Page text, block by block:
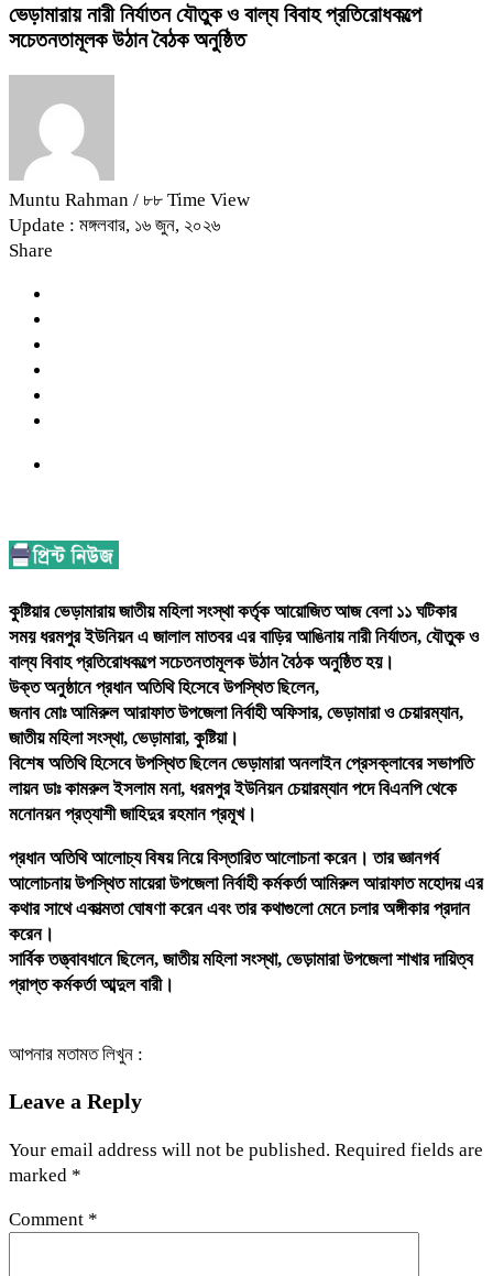
ভেড়ামারায় নারী নির্যাতন যৌতুক ও বাল্য বিবাহ প্রতিরোধকল্পে
সচেতনতামূলক উঠান বৈঠক অনুষ্ঠিত
Muntu Rahman / ৮৮ Time View
Update : মঙ্গলবার, ১৬ জুন, ২০২৬
Share
কুষ্টিয়ার ভেড়ামারায় জাতীয় মহিলা সংস্থা কর্তৃক আয়োজিত আজ বেলা ১১ ঘটিকার
সময় ধরমপুর ইউনিয়ন এ জালাল মাতবর এর বাড়ির আঙিনায় নারী নির্যাতন, যৌতুক ও
বাল্য বিবাহ প্রতিরোধকল্পে সচেতনতামূলক উঠান বৈঠক অনুষ্ঠিত হয়।
উক্ত অনুষ্ঠানে প্রধান অতিথি হিসেবে উপস্থিত ছিলেন,
জনাব মোঃ আমিরুল আরাফাত উপজেলা নির্বাহী অফিসার, ভেড়ামারা ও চেয়ারম্যান,
জাতীয় মহিলা সংস্থা, ভেড়ামারা, কুষ্টিয়া।
বিশেষ অতিথি হিসেবে উপস্থিত ছিলেন ভেড়ামারা অনলাইন প্রেসক্লাবের সভাপতি
লায়ন ডাঃ কামরুল ইসলাম মনা, ধরমপুর ইউনিয়ন চেয়ারম্যান পদে বিএনপি থেকে
মনোনয়ন প্রত্যাশী জাহিদুর রহমান প্রমূখ।
প্রধান অতিথি আলোচ্য বিষয় নিয়ে বিস্তারিত আলোচনা করেন। তার জ্ঞানগর্ব
আলোচনায় উপস্থিত মায়েরা উপজেলা নির্বাহী কর্মকর্তা আমিরুল আরাফাত মহোদয় এর
কথার সাথে একাত্মতা ঘোষণা করেন এবং তার কথাগুলো মেনে চলার অঙ্গীকার প্রদান
করেন।
সার্বিক তত্ত্বাবধানে ছিলেন, জাতীয় মহিলা সংস্থা, ভেড়ামারা উপজেলা শাখার দায়িত্ব
প্রাপ্ত কর্মকর্তা আব্দুল বারী।
আপনার মতামত লিখুন :
Leave a Reply
Your email address will not be published. Required fields are
marked *
Comment *